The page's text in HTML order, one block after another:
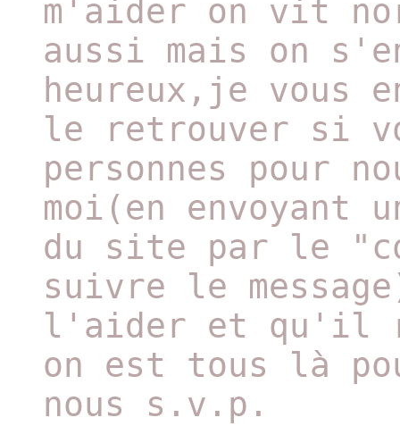
m'aider on vit
aussi mais on
heureux,je vous
le retrouver si
personnes pour
moi(en envoyant
du site par le
suivre le
l'aider et qu'il
on est tous là
nous s.v.p.